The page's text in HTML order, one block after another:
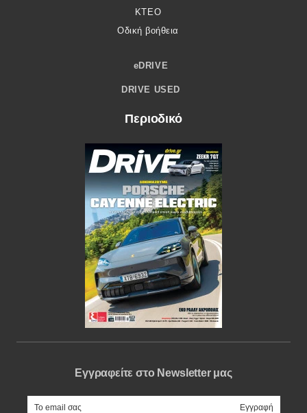
ΚΤΕΟ
Οδική βοήθεια
eDRIVE
DRIVE USED
Περιοδικό
Εγγραφείτε στο Newsletter μας
e-mail